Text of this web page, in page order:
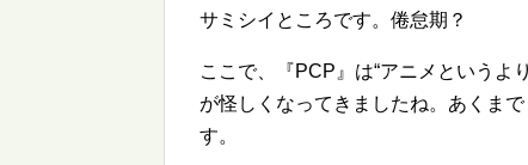
サミシイところです。倦怠期？
ここで、『PCP』は アニメというよ
が怪しくなってきましたね。あくま
す。